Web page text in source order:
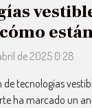
el
de
de 2025 0:28
tecnologías
ha marcado un